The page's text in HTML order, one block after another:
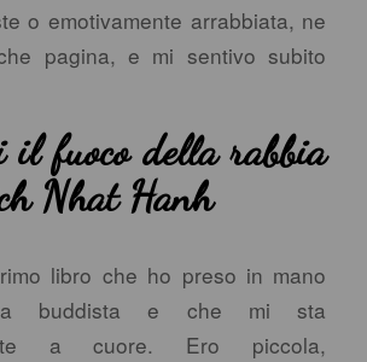
o emotivamente arrabbiata, ne
pagina, e mi sentivo subito
il fuoco della rabbia
Nhat Hanh
libro che ho preso in mano
buddista e che mi sta
a cuore. Ero piccola,